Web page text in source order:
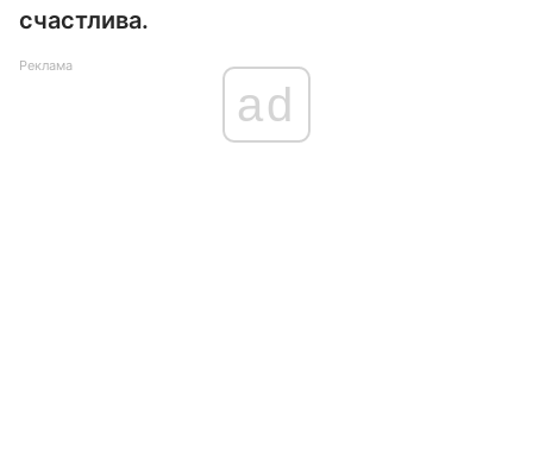
счастлива.
Реклама
ad